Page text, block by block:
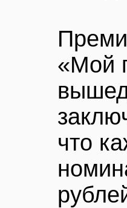
«Мой
что